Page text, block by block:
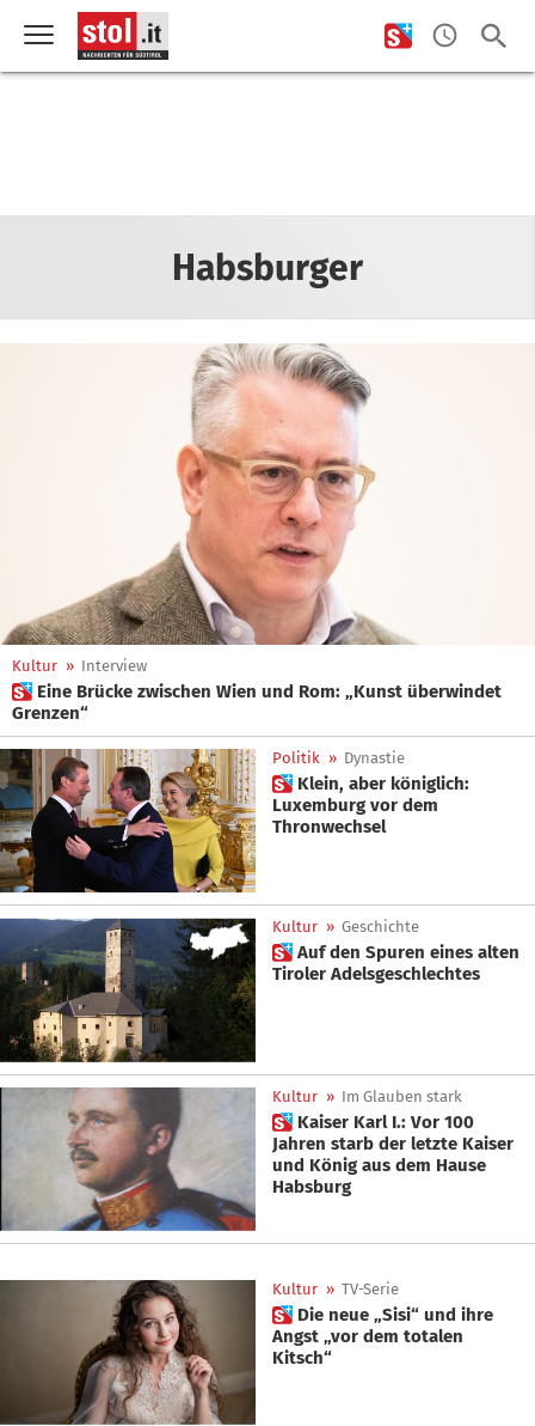
Habsburger
Kultur » Interview
 Eine Brücke zwischen Wien und Rom: „Kunst überwindet
Grenzen“
Politik » Dynastie
 Klein, aber königlich:
Luxemburg vor dem
Thronwechsel
Kultur » Geschichte
 Auf den Spuren eines alten
Tiroler Adelsgeschlechtes
Kultur » Im Glauben stark
 Kaiser Karl I.: Vor 100
Jahren starb der letzte Kaiser
und König aus dem Hause
Habsburg
Kultur » TV-Serie
 Die neue „Sisi“ und ihre
Angst „vor dem totalen
Kitsch“